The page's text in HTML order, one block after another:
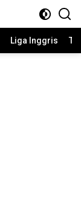
Liga Inggris